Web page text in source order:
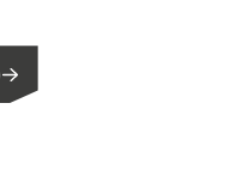
Dan ben je hier